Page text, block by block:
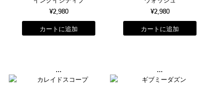
¥2,980
¥2,980
... ...